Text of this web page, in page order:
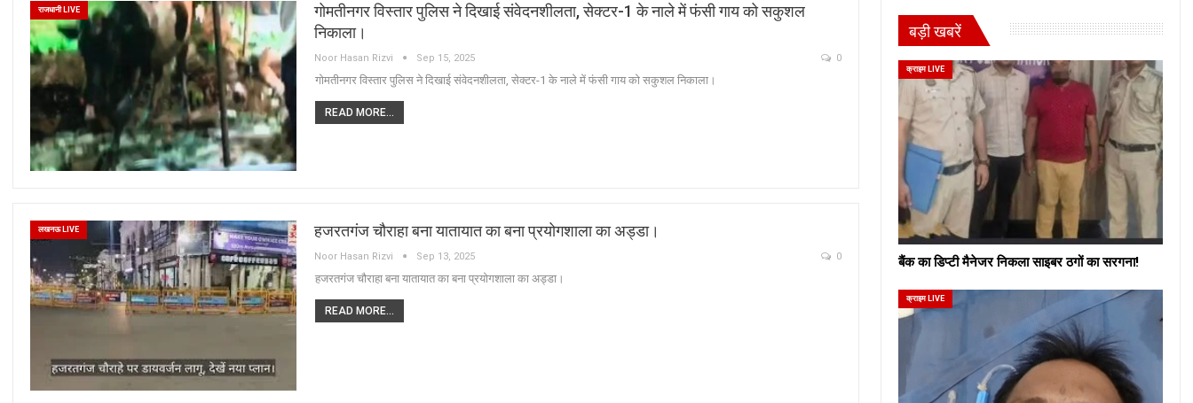
राजधानी LIVE
गोमतीनगर विस्तार पुलिस ने दिखाई संवेदनशीलता, सेक्टर-1 के नाले में फंसी गाय को सकुशल
निकाला।
Noor Hasan Rizvi Sep 15, 2025 0
गोमतीनगर विस्तार पुलिस ने दिखाई संवेदनशीलता, सेक्टर-1 के नाले में फंसी गाय को सकुशल निकाला।
READ MORE...
लखनऊ LIVE हजरतगंज चौराहा बना यातायात का बना प्रयोगशाला का अड्डा।
Noor Hasan Rizvi Sep 13, 2025 0
हजरतगंज चौराहा बना यातायात का बना प्रयोगशाला का अड्डा।
READ MORE...
बड़ी खबरें
क्राइम LIVE
बैंक का डिप्टी मैनेजर निकला साइबर ठगों का सरगना!
क्राइम LIVE